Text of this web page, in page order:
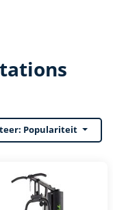
Populariteit